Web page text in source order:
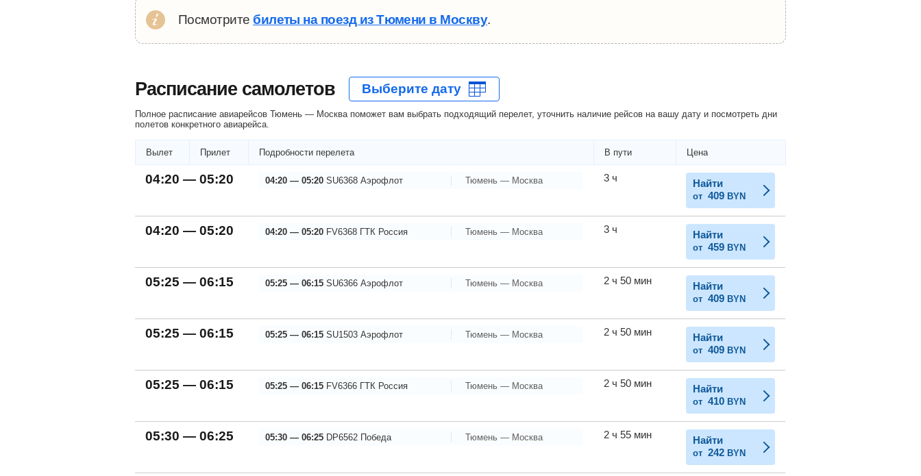
Посмотритебилеты на поезд из Тюмени в Москву.
Расписание самолетов
Полное расписание авиарейсов Тюмень — Москва поможет вам выбрать подходящий перелет, уточнить наличие рейсов на вашу дату и посмотреть дни
полетов конкретного авиарейса.
Вылет Прилет Подробности перелета В пути Цена
04:20 — 05:20 04:20 — 05:20 SU6368 Аэрофлот Тюмень — Москва 3 ч Найти
от 409 BYN
04:20 — 05:20 04:20 — 05:20 FV6368 ГТК Россия Тюмень — Москва 3 ч Найти
от 459 BYN
05:25 — 06:15 05:25 — 06:15 SU6366 Аэрофлот Тюмень — Москва 2 ч 50 мин Найти
от 409 BYN
05:25 — 06:15 05:25 — 06:15 SU1503 Аэрофлот Тюмень — Москва 2 ч 50 мин Найти
от 409 BYN
05:25 — 06:15 05:25 — 06:15 FV6366 ГТК Россия Тюмень — Москва 2 ч 50 мин Найти
от 410 BYN
05:30 — 06:25 05:30 — 06:25 DP6562 Победа Тюмень — Москва 2 ч 55 мин Найти
от 242 BYN